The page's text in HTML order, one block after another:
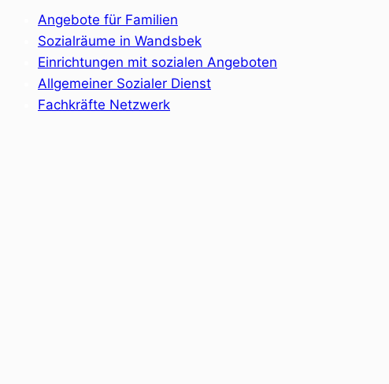
Angebote für Familien
Sozialräume in Wandsbek
Einrichtungen mit sozialen Angeboten
Allgemeiner Sozialer Dienst
Fachkräfte Netzwerk